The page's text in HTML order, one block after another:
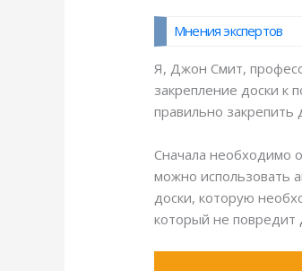
Мнения экспертов
Я, Джон Смит,
закрепление доски к
правильно закрепить
Сначала необходимо
можно использовать
доски, которую
который не повредит